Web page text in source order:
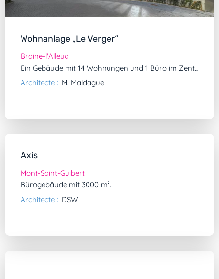
Wohnanlage „Le Verger“
Braine-l'Alleud
Ein Gebäude mit 14 Wohnungen und 1 Büro im Zentrum von Braine-L'Alleud.
Architecte : M. Maldague
Axis
Mont-Saint-Guibert
Bürogebäude mit 3000 m².
Architecte : DSW